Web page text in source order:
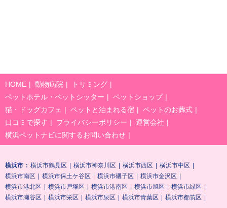
HOME 動物病院
トリミング
ペットホテル・ペットシッター
ペットショップ
猫・ドッグカフェ
ペットと泊まれる宿
ペットのお葬式
口コミで探す
プライバシーポリシー
運営会社
横浜ペットナビに関するお問い合わせ
横浜市 横浜市鶴見区 横浜市神奈川区 横浜市西区
横浜市中区
横浜市南区
横浜市保土ケ谷区 横浜市磯子区
横浜市金沢区
横浜市港北区
横浜市戸塚区 横浜市港南区 横浜市旭区
横浜市緑区
横浜市瀬谷区
横浜市栄区 横浜市泉区 横浜市青葉区 横浜市都筑区